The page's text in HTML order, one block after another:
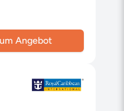
Angebot